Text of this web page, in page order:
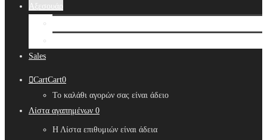
Αξεσουάρ
Sales
CartCart0
Το καλάθι αγορών σας είναι άδειο
Λίστα αγαπημένων 0
Η Λίστα επιθυμιών είναι άδεια